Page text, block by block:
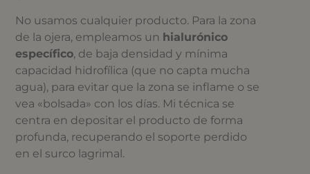
No usamos cualquier producto. Para la zona
de la ojera, empleamos un hialurónico
específico, de baja densidad y mínima
capacidad hidrofílica (que no capta mucha
agua), para evitar que la zona se inflame o se
vea «bolsada» con los días. Mi técnica se
centra en depositar el producto de forma
profunda, recuperando el soporte perdido
en el surco lagrimal.